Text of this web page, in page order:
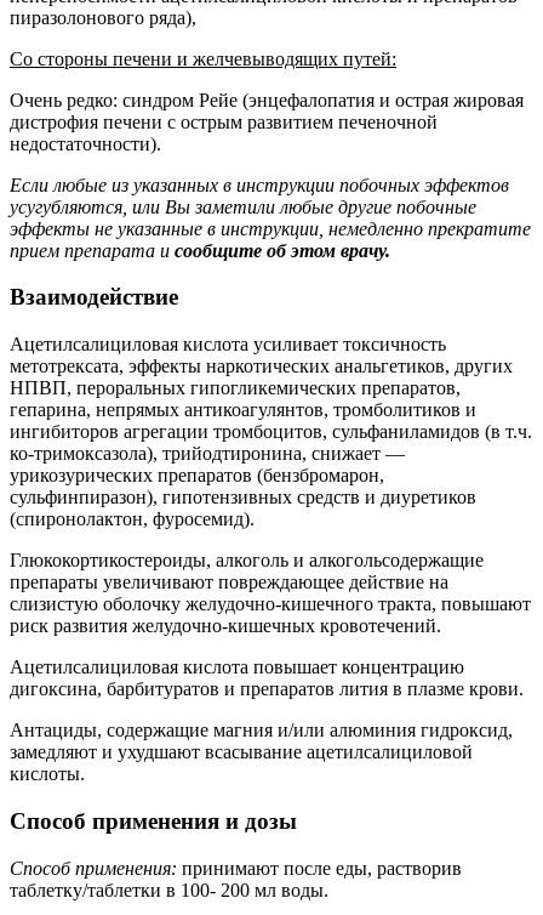
пиразолонового ряда),
Со стороны печени и желчевыводящих путей:
Очень редко: синдром Рейе (энцефалопатия и острая жировая
дистрофия печени с острым развитием печеночной
недостаточности).
Если любые из указанных в инструкции побочных эффектов
усугубляются, или Вы заметили любые другие побочные
эффекты не указанные в инструкции, немедленно прекратите
прием препарата и сообщите об этом врачу.
Взаимодействие
Ацетилсалициловая кислота усиливает токсичность
метотрексата, эффекты наркотических анальгетиков, других
НПВП, пероральных гипогликемических препаратов,
гепарина, непрямых антикоагулянтов, тромболитиков и
ингибиторов агрегации тромбоцитов, сульфаниламидов (в т.ч.
ко-тримоксазола), трийодтиронина, снижает —
урикозурических препаратов (бензбромарон,
сульфинпиразон), гипотензивных средств и диуретиков
(спиронолактон, фуросемид).
Глюкокортикостероиды, алкоголь и алкогольсодержащие
препараты увеличивают повреждающее действие на
слизистую оболочку желудочно-кишечного тракта, повышают
риск развития желудочно-кишечных кровотечений.
Ацетилсалициловая кислота повышает концентрацию
дигоксина, барбитуратов и препаратов лития в плазме крови.
Антациды, содержащие магния и/или алюминия гидроксид,
замедляют и ухудшают всасывание ацетилсалициловой
кислоты.
Способ применения и дозы
Способ применения: принимают после еды, растворив
таблетку/таблетки в 100- 200 мл воды.